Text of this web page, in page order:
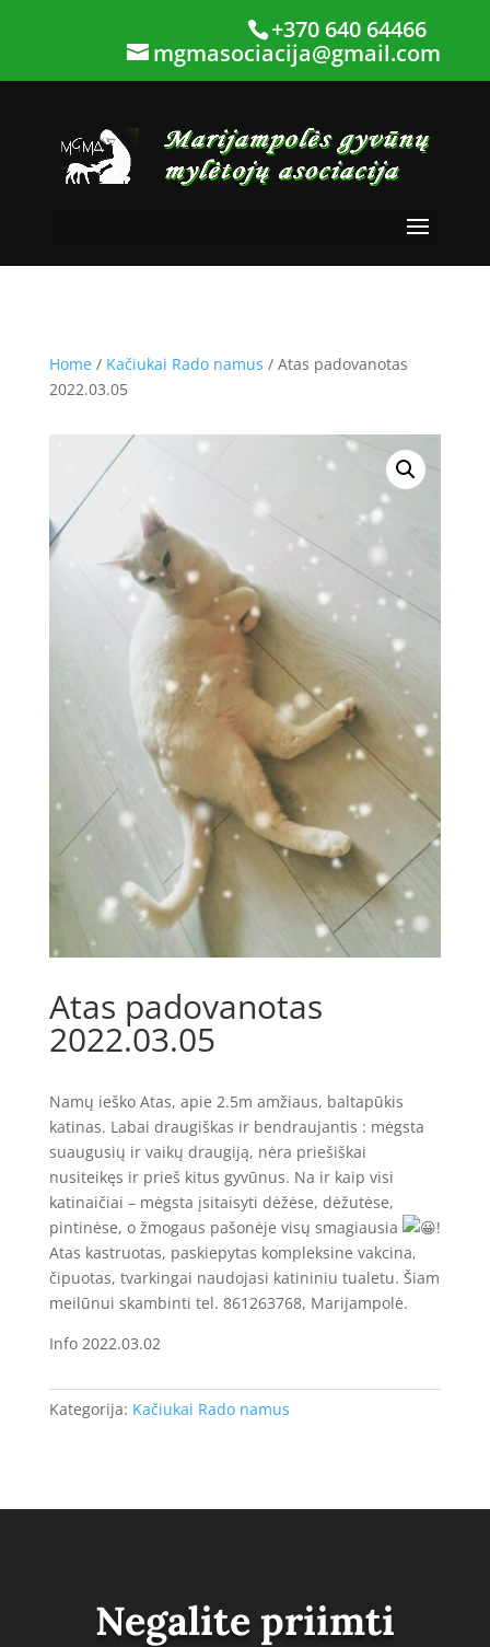
+370 640 64466
mgmasociacija@gmail.com
Home/ Kačiukai Rado namus / Atas padovanotas
2022.03.05
Atas padovanotas
2022.03.05
Namų ieško Atas, apie 2.5m amžiaus, baltapūkis
katinas. Labai draugiškas ir bendraujantis : mėgsta
suaugusių ir vaikų draugiją, nėra priešiškai
nusiteikęs ir prieš kitus gyvūnus. Na ir kaip visi
katinaičiai – mėgsta įsitaisyti dėžėse, dėžutėse,
pintinėse, o žmogaus pašonėje visų smagiausia
!
Atas kastruotas, paskiepytas kompleksine vakcina,
čipuotas, tvarkingai naudojasi katininiu tualetu. Šiam
meilūnui skambinti tel. 861263768, Marijampolė.
Info 2022.03.02
Kategorija: Kačiukai Rado namus
Negalite priimti